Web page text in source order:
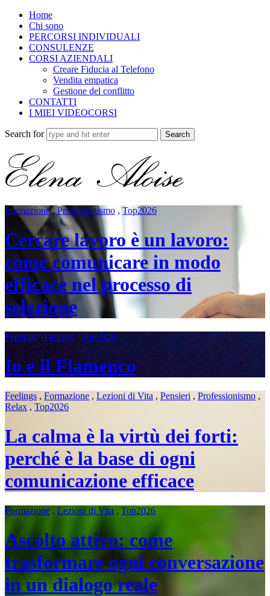
Home
Chi sono
PERCORSI INDIVIDUALI
CONSULENZE
CORSI AZIENDALI
Creare Fiducia al Telefono
Vendita empatica
Gestione del conflitto
CONTATTI
I MIEI VIDEOCORSI
Search for
Formazione,Professionismo , Top2026
Cercare lavoro è un lavoro:
come comunicare in modo
efficace nel processo di
selezione
Feelings , Pensieri , Top2026
Io e il Flamenco
Feelings , Formazione , Lezioni di Vita , Pensieri , Professionismo ,
Relax , Top2026
La calma è la virtù dei forti:
perché è la base di ogni
comunicazione efficace
Formazione , Lezioni di Vita , Top2026
Ascolto attivo: come
trasformare ogni conversazione
in un dialogo reale